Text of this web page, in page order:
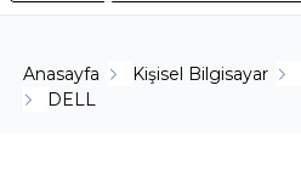
Anasayfa Kişisel Bilgisayar
DELL